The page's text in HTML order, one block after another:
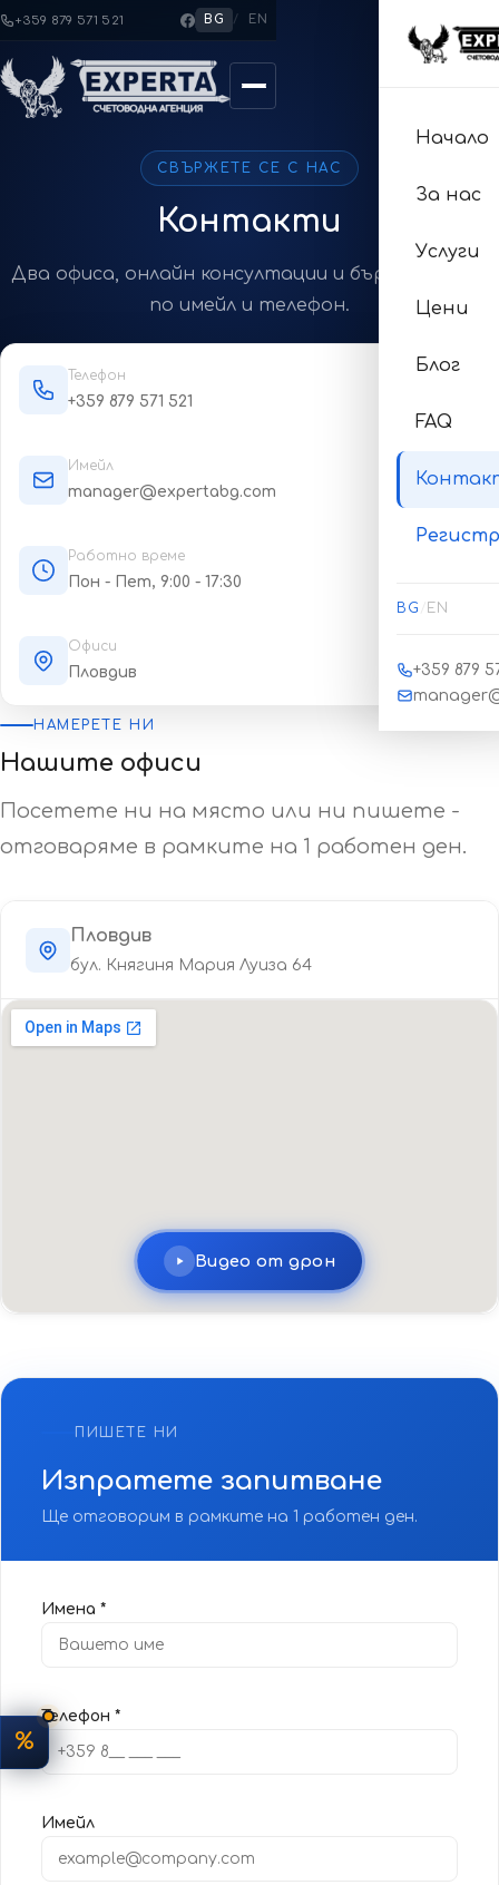
+359 879 571 521 BG / EN
Начало
За нас
Услуги
Цени
Блог
FAQ
BG EN
+359 879
СВЪРЖЕТЕ СЕ С НАС
Контакти
Два офиса, онлайн консултации и бърз отговор
по имейл и телефон.
Телефон
+359 879 571 521
Имейл
manager@expertabg.com
Работно време
Пон - Пет, 9:00 - 17:30
Офиси
Пловдив
НАМЕРЕТЕ НИ
Нашите офиси
Посетете ни на място или ни пишете -
отговаряме в рамките на 1 работен ден.
Пловдив
бул. Княгиня Мария Луиза 64
Видео от дрон
ПИШЕТЕ НИ
Изпратете запитване
Ще отговорим в рамките на 1 работен ден.
Имена *
Телефон *
Имейл
%